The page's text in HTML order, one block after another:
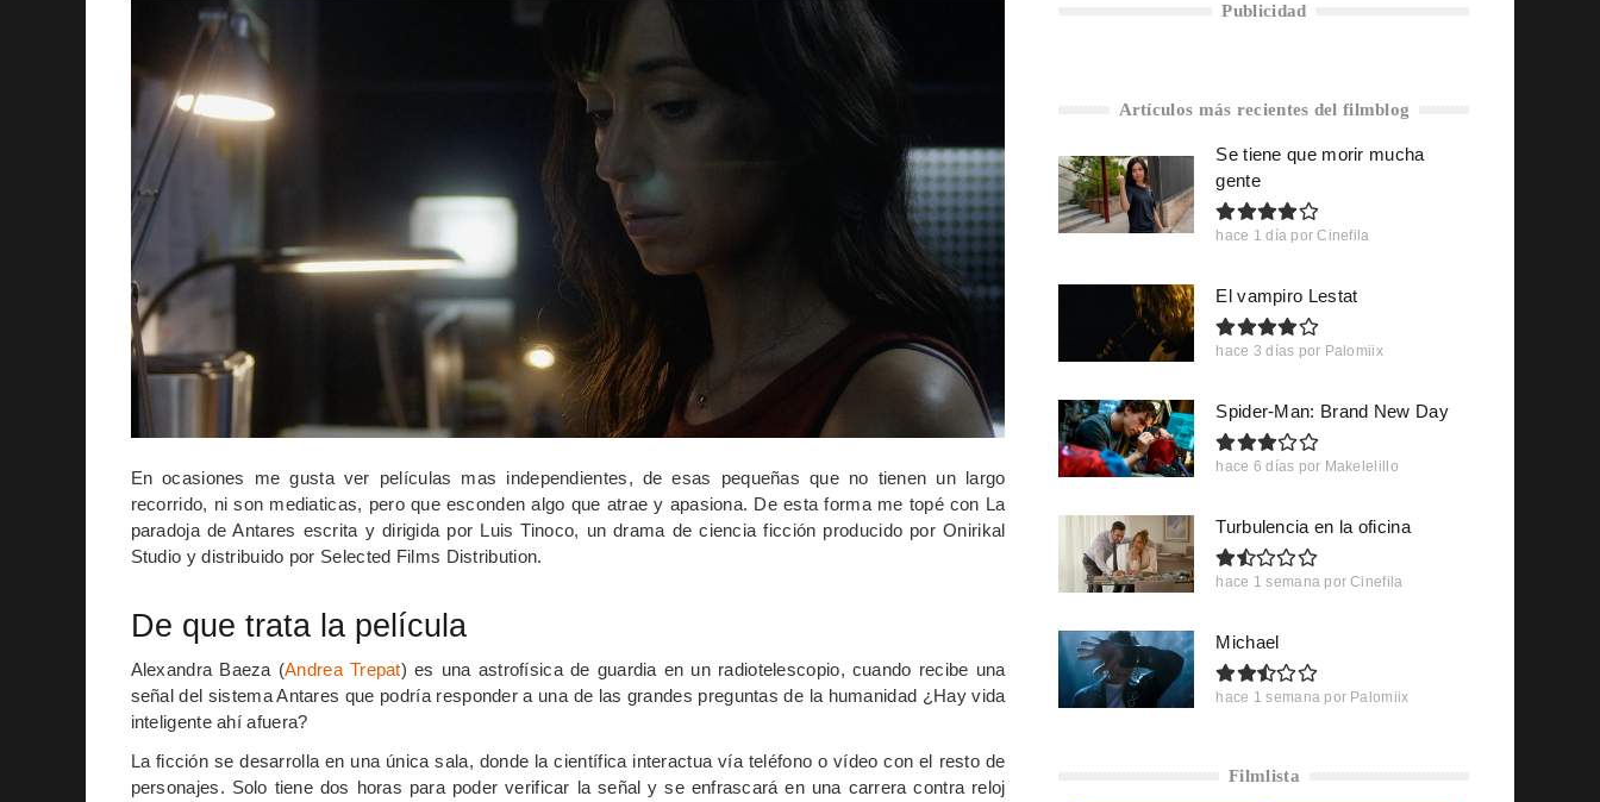
En ocasiones me gusta ver películas mas independientes, de esas pequeñas que no tienen un largo
recorrido, ni son mediaticas, pero que esconden algo que atrae y apasiona. De esta forma me topé con La
paradoja de Antares escrita y dirigida por Luis Tinoco, un drama de ciencia ficción producido por Onirikal
Studio y distribuido por Selected Films Distribution.
De que trata la película
Alexandra Baeza (Andrea Trepat) es una astrofísica de guardia en un radiotelescopio, cuando recibe una
señal del sistema Antares que podría responder a una de las grandes preguntas de la humanidad ¿Hay vida
inteligente ahí afuera?
La ficción se desarrolla en una única sala, donde la científica interactua vía teléfono o vídeo con el resto de
personajes. Solo tiene dos horas para poder verificar la señal y se enfrascará en una carrera contra reloj
Publicidad
Artículos más recientes del filmblog
Se tiene que morir mucha
gente
hace 1 día por Cinefila
El vampiro Lestat
hace 3 días por Palomiix
Spider-Man: Brand New Day
hace 6 días por Makelelillo
Turbulencia en la oficina
hace 1 semana por Cinefila
Michael
hace 1 semana por Palomiix
Filmlista